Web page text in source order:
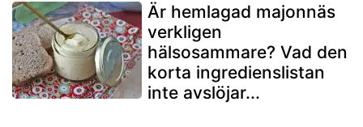
Är hemlagad majonnäs
verkligen
hälsosammare? Vad den
korta ingredienslistan
inte avslöjar...